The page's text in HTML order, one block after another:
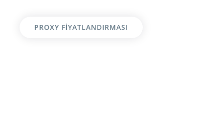
PROXY FIYATLANDIRMASI